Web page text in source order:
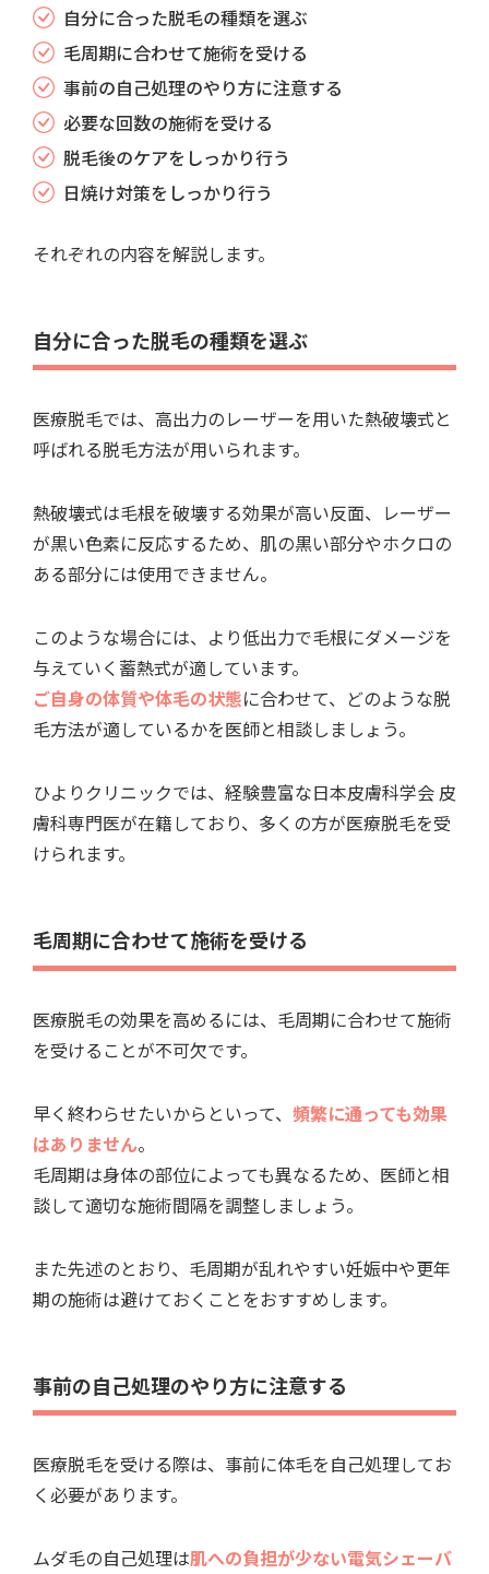
自分に合った脱毛の種類を選ぶ
毛周期に合わせて施術を受ける
事前の自己処理のやり方に注意する
必要な回数の施術を受ける
脱毛後のケアをしっかり行う
日焼け対策をしっかり行う
それぞれの内容を解説します。
自分に合った脱毛の種類を選ぶ
医療脱毛では、高出力のレーザーを用いた熱破壊式と
呼ばれる脱毛方法が用いられます。
熱破壊式は毛根を破壊する効果が高い反面、レーザー
が黒い色素に反応するため、肌の黒い部分やホクロの
ある部分には使用できません。
このような場合には、より低出力で毛根にダメージを
与えていく蓄熱式が適しています。
ご自身の体質や体毛の状態に合わせて、どのような脱
毛方法が適しているかを医師と相談しましょう。
ひよりクリニックでは、経験豊富な日本皮膚科学会 皮
膚科専門医が在籍しており、多くの方が医療脱毛を受
けられます。
毛周期に合わせて施術を受ける
医療脱毛の効果を高めるには、毛周期に合わせて施術
を受けることが不可欠です。
早く終わらせたいからといって、 頻繁に通っても効果
はありません。
毛周期は身体の部位によっても異なるため、医師と相
談して適切な施術間隔を調整しましょう。
また先述のとおり、毛周期が乱れやすい妊娠中や更年
期の施術は避けておくことをおすすめします。
事前の自己処理のやり方に注意する
医療脱毛を受ける際は、事前に体毛を自己処理してお
く必要があります。
ムダ毛の自己処理は肌への負担が少ない電気シェーバ